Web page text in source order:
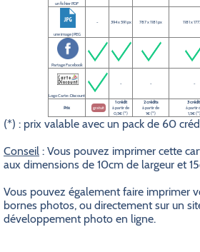
un fichier PDF
une image JPEG
- 394 x 591 px 787 x 1181 px 1181 x
Partage Facebook
Logo Carte-Discount
- - -
Prix gratuit
1 crédit
à partir de
0,5€ (*)
2 crédits
à partir de
1€ (*)
3
à partir
1,5€ (*)
(*) : prix valable avec un pack de 60
Conseil : Vous pouvez imprimer cette
aux dimensions de 10cm de largeur et
Vous pouvez également faire imprimer
bornes photos, ou directement sur un
développement photo en ligne.